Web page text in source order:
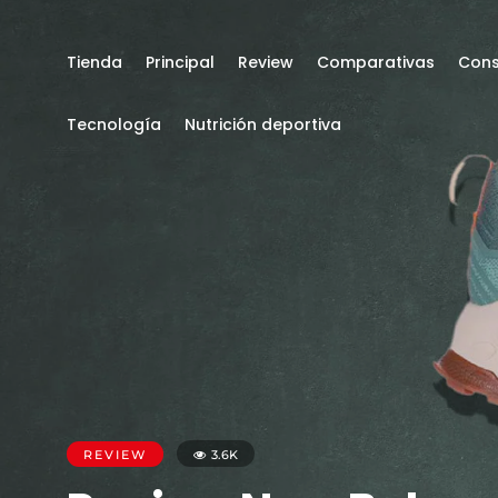
Tienda Principal Review Comparativas
Tecnología Nutrición deportiva
REVIEW 3.6K